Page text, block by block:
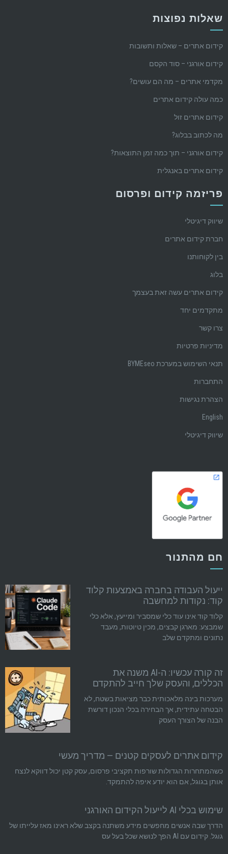
שאלות נפוצות
קידום אתרים – שאלות ותשובות
קידום אורגני – סוד הקסם
מקדמי אתרים – מה הם עושים?
כמה עולה קידום אתרים
קידום אתרים זול
מה לכתוב בבלוג?
קידום אורגני – תוך כמה זמן התוצאות?
קידום אתרים באנגלית
פריזמה קידום ופרסום
שיווק דיגיטלי
חברת קידום אתרים
בין לקוחותנו
בלוג
קידום אתרים עשה זאת בעצמך
מתקדמים יחד
צרו קשר
מדיניות פרטיות
תנאי השימוש במערכת BYMEseo
התחברות
הצהרת נגישות
English
שיווק דיגיטלי
חם מהתנור
ייעול העבודה בחברה באמצעות קלוד
קוד: נקודות למחשבה
קלוד קוד אינו עוד כלי שמסביר ומייעץ, אלא כלי
שמבצע: מארגן קבצים, מכין טיוטות, מעבד
נתונים ומתקדם שלב
זה קורה עכשיו: ה-AI משנה את
הכללים, והעסק שלך חייב להתקדם
מערכות בינה מלאכותית כבר מציאות בשטח, לא
הבטחה עתידית, אך הבחירה בכלי הנכון דורשת
הבנה של הצורך העסק
קידום אתרים לעסקים קטנים — מדריך מעשי
כשהמתחרות הגדולות שורפות תקציבי פרסום, עסק קטן יכול דווקא לנצח
אותן בגוגל, אם הוא יודע איפה להתמקד.
שימוש בכלי AI לייעול הקידום האורגני
הדרך שבה אנשים מחפשים מידע משתנה בקצב שלא ראינו מאז עלייתו של
גוגל. קידום עם AI הפך לנושא שכל בעל עס